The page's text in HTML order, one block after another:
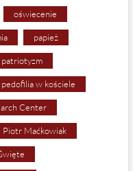
oświecenie
papież
patriotyzm
pedofilia w kościele
Center
Piotr Maćkowiak